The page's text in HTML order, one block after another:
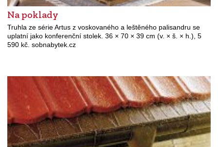
Na poklady
Truhla ze série Artus z voskovaného a leštěného palisandru se
uplatní jako konferenční stolek. 36 × 70 × 39 cm (v. × š. × h.), 5
590 kč. sobnabytek.cz